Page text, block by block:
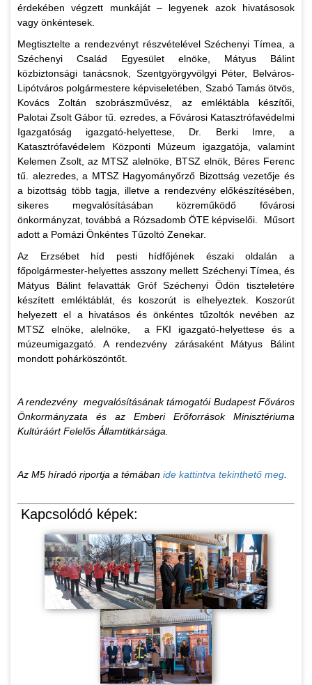
érdekében végzett munkáját – legyenek azok hivatásosok
vagy önkéntesek.
Megtisztelte a rendezvényt részvételével Széchenyi Tímea, a
Széchenyi Család Egyesület elnöke, Mátyus Bálint
közbiztonsági tanácsnok, Szentgyörgyvölgyi Péter, Belváros-
Lipótváros polgármestere képviseletében, Szabó Tamás ötvös,
Kovács Zoltán szobrászművész, az emléktábla készítői,
Palotai Zsolt Gábor tű. ezredes, a Fővárosi Katasztrófavédelmi
Igazgatóság igazgató-helyettese, Dr. Berki Imre, a
Katasztrófavédelem Központi Múzeum igazgatója, valamint
Kelemen Zsolt, az MTSZ alelnöke, BTSZ elnök, Béres Ferenc
tű. alezredes, a MTSZ Hagyományőrző Bizottság vezetője és
a bizottság több tagja, illetve a rendezvény előkészítésében,
sikeres megvalósításában közreműködő fővárosi
önkormányzat, továbbá a Rózsadomb ÖTE képviselői. Műsort
adott a Pomázi Önkéntes Tűzoltó Zenekar.
Az Erzsébet híd pesti hídfőjének északi oldalán a
főpolgármester-helyettes asszony mellett Széchenyi Tímea, és
Mátyus Bálint felavatták Gróf Széchenyi Ödön tiszteletére
készített emléktáblát, és koszorút is elhelyeztek. Koszorút
helyezett el a hivatásos és önkéntes tűzoltók nevében az
MTSZ elnöke, alelnöke, a FKI igazgató-helyettese és a
múzeumigazgató. A rendezvény zárásaként Mátyus Bálint
mondott pohárköszöntőt.
A rendezvény megvalósításának támogatói Budapest Főváros
Önkormányzata és az Emberi Erőforrások Minisztériuma
Kultúráért Felelős Államtitkársága.
Az M5 híradó riportja a témában ide kattintva tekinthető meg.
Kapcsolódó képek: